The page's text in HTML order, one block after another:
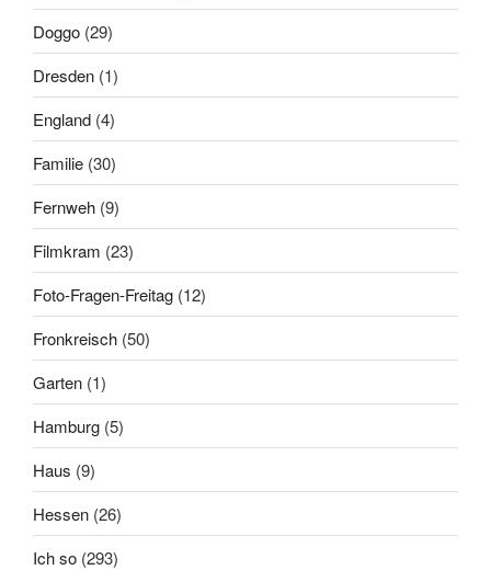
Doggo (29)
Dresden (1)
England (4)
Familie (30)
Fernweh (9)
Filmkram (23)
Foto-Fragen-Freitag (12)
Fronkreisch (50)
Garten (1)
Hamburg (5)
Haus (9)
Hessen (26)
Ich so (293)